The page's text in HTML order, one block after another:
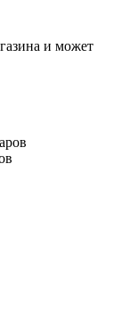
и может